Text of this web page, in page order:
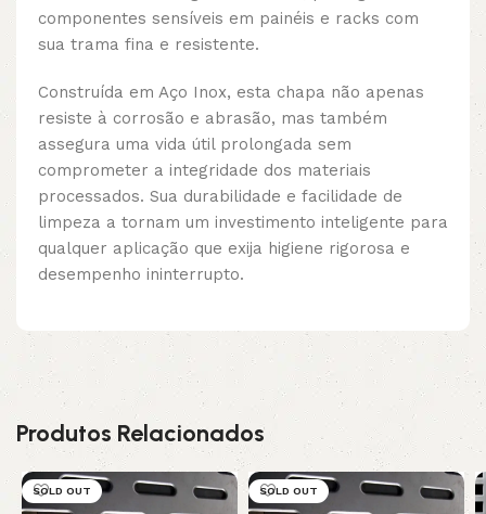
componentes sensíveis em painéis e racks com
sua trama fina e resistente.
Construída em Aço Inox, esta chapa não apenas
resiste à corrosão e abrasão, mas também
assegura uma vida útil prolongada sem
comprometer a integridade dos materiais
processados. Sua durabilidade e facilidade de
limpeza a tornam um investimento inteligente para
qualquer aplicação que exija higiene rigorosa e
desempenho ininterrupto.
Produtos Relacionados
SOLD OUT SOLD OUT